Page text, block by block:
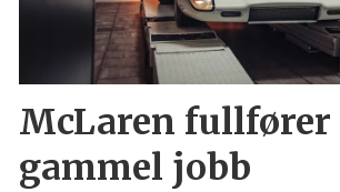
McLaren fullfører
gammel jobb